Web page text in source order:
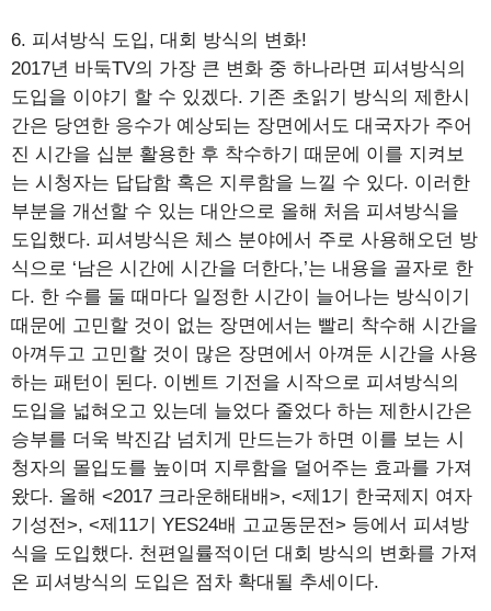
6. 피셔방식 도입, 대회 방식의 변화!
2017년 바둑TV의 가장 큰 변화 중 하나라면 피셔방식의
도입을 이야기 할 수 있겠다. 기존 초읽기 방식의 제한시
간은 당연한 응수가 예상되는 장면에서도 대국자가 주어
진 시간을 십분 활용한 후 착수하기 때문에 이를 지켜보
는 시청자는 답답함 혹은 지루함을 느낄 수 있다. 이러한
부분을 개선할 수 있는 대안으로 올해 처음 피셔방식을
도입했다. 피셔방식은 체스 분야에서 주로 사용해오던 방
식으로 ‘남은 시간에 시간을 더한다,’는 내용을 골자로 한
다. 한 수를 둘 때마다 일정한 시간이 늘어나는 방식이기
때문에 고민할 것이 없는 장면에서는 빨리 착수해 시간을
아껴두고 고민할 것이 많은 장면에서 아껴둔 시간을 사용
하는 패턴이 된다. 이벤트 기전을 시작으로 피셔방식의
도입을 넓혀오고 있는데 늘었다 줄었다 하는 제한시간은
승부를 더욱 박진감 넘치게 만드는가 하면 이를 보는 시
청자의 몰입도를 높이며 지루함을 덜어주는 효과를 가져
왔다. 올해 <2017 크라운해태배>, <제1기 한국제지 여자
기성전>, <제11기 YES24배 고교동문전> 등에서 피셔방
식을 도입했다. 천편일률적이던 대회 방식의 변화를 가져
온 피셔방식의 도입은 점차 확대될 추세이다.